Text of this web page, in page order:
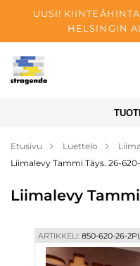
UUSI!
HELSINGIN
Tallinn
Maksu
Blogi
Yhteystiedot
Etusivu Luettelo
Liimalevy Tammi Täys. 26-
Liimalevy
ARTIKKELI:850-620-26-